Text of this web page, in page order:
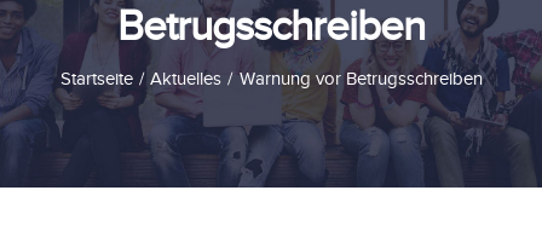
EVENTS
ÜBER CONNECTA
FAQ
KONTAKT
Betrugsschreiben
Startseite Aktuelles Warnung vor Betrugsschreiben